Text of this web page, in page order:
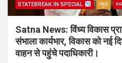
STATEBREAK.IN SPECIAL न्यूज़
Satna News: विंध्य विकास
संभाला कार्यभार, विकास को नई
वाहन से पहुंचे पदाधिकारी।